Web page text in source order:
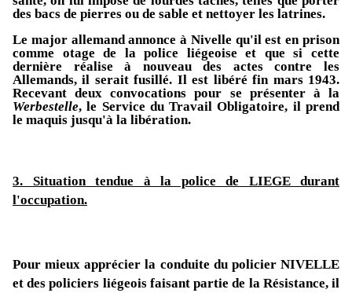
des bacs de pierres ou de sable et nettoyer les latrines.
Le major allemand annonce à Nivelle qu'il est en prison
comme otage de la police liégeoise et que si cette
dernière réalise à nouveau des actes contre les
Allemands, il serait fusillé. Il est libéré fin mars 1943.
Recevant deux convocations pour se présenter à la
Werbestelle, le Service du Travail Obligatoire, il prend
le maquis jusqu'à la libération.
3. Situation tendue à la police de LIEGE durant
l'occupation.
Pour mieux apprécier la conduite du policier NIVELLE
et des policiers liégeois faisant partie de la Résistance, il